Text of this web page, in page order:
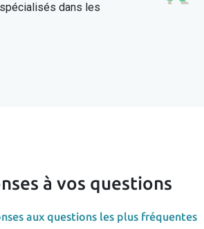
dans les
à vos questions
aux questions les plus fréquentes